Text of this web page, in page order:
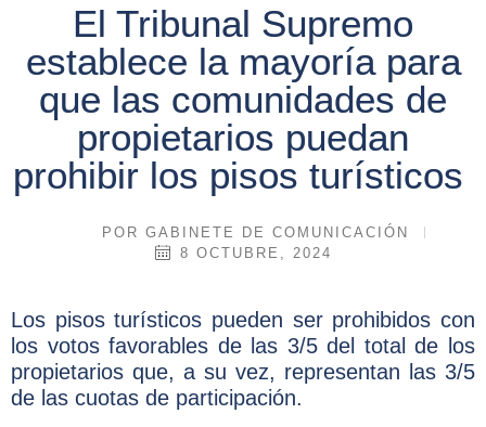
El Tribunal Supremo
establece la mayoría para
que las comunidades de
propietarios puedan
prohibir los pisos turísticos
POR GABINETE DE COMUNICACIÓN
8 OCTUBRE, 2024
Los pisos turísticos pueden ser prohibidos con
los votos favorables de las 3/5 del total de los
propietarios que, a su vez, representan las 3/5
de las cuotas de participación.